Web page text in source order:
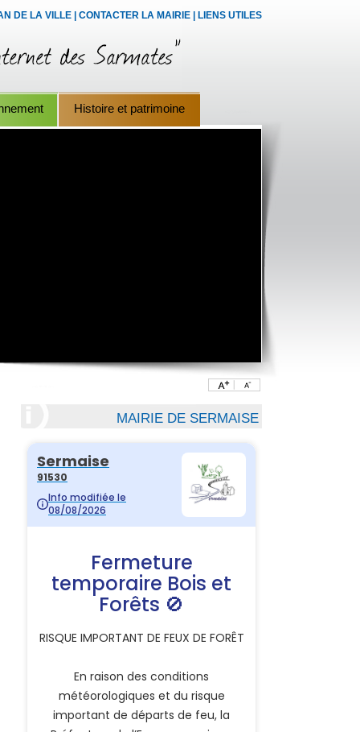
DE LA VILLE CONTACTER LA MAIRIE LIENS UTILES
Histoire et patrimoine
MAIRIE DE SERMAISE